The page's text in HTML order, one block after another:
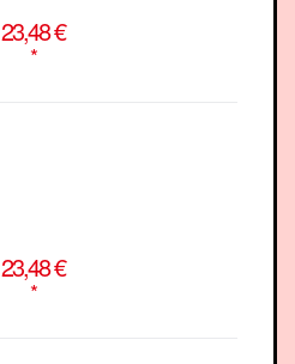
23,48 €
*
23,48 €
*